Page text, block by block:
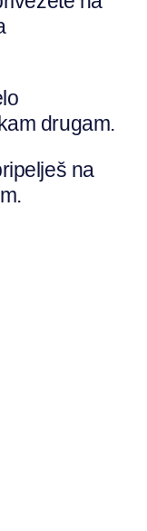
drugam.
na